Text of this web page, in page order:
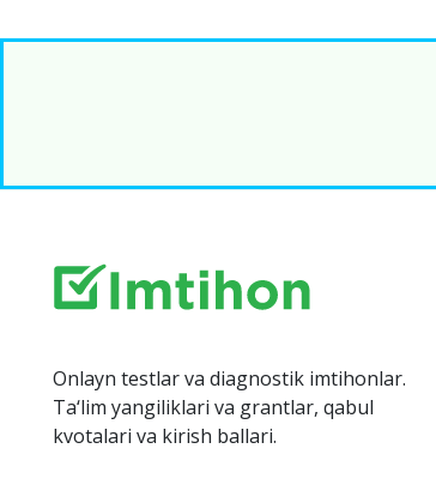
Onlayn testlar va diagnostik imtihonlar.
Ta‘lim yangiliklari va grantlar, qabul
kvotalari va kirish ballari.